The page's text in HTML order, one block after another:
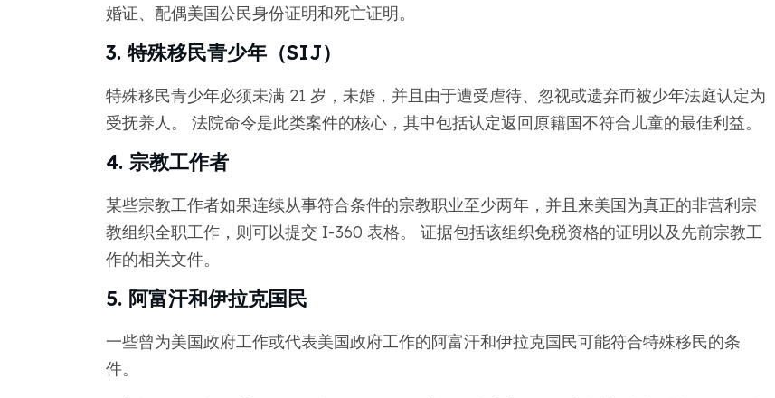
婚证、配偶美国公民身份证明和死亡证明。
3. 特殊移民青少年（SIJ）
特殊移民青少年必须未满 21 岁，未婚，并且由于遭受虐待、忽视或遗弃而被少年法庭认定为
受抚养人。 法院命令是此类案件的核心，其中包括认定返回原籍国不符合儿童的最佳利益。
4. 宗教工作者
某些宗教工作者如果连续从事符合条件的宗教职业至少两年，并且来美国为真正的非营利宗
教组织全职工作，则可以提交 I-360 表格。 证据包括该组织免税资格的证明以及先前宗教工
作的相关文件。
5. 阿富汗和伊拉克国民
一些曾为美国政府工作或代表美国政府工作的阿富汗和伊拉克国民可能符合特殊移民的条
件。